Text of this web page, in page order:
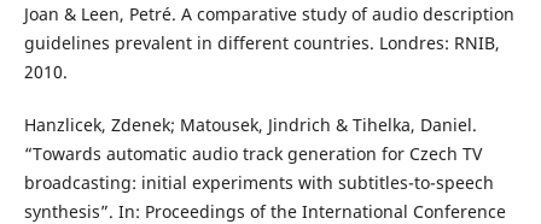
Joan & Leen, Petré. A comparative study of audio description
guidelines prevalent in different countries. Londres: RNIB,
2010.
Hanzlicek, Zdenek; Matousek, Jindrich & Tihelka, Daniel.
“Towards automatic audio track generation for Czech TV
broadcasting: initial experiments with subtitles-to-speech
synthesis”. In: Proceedings of the International Conference